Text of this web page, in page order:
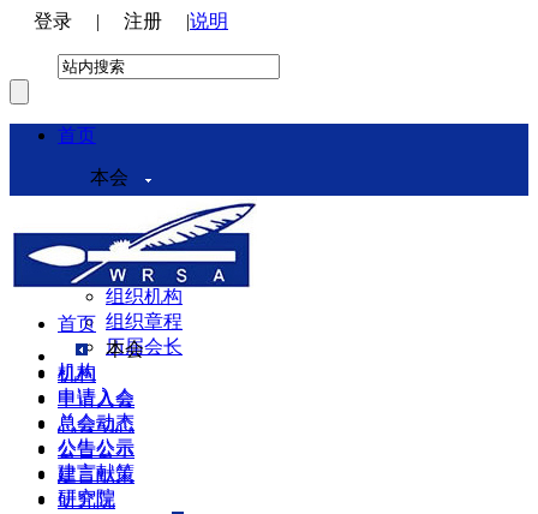
登录 | 注册 |说明
首页
本会
本会介绍
领导机构
理事会
组织机构
组织章程
历届会长
机构
申请入会
总会动态
公告公示
建言献策
研究院
首页
本会
机构
申请入会
总会动态
公告公示
建言献策
研究院